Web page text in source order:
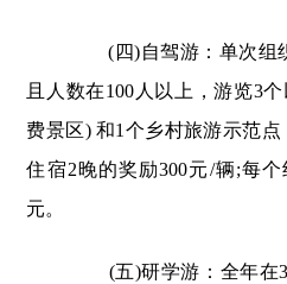
(四)自驾游：单次组
且人数在100人以上，游览3
费景区) 和1个乡村旅游示范
住宿2晚的奖励300元/辆;每
元。
(五)研学游：全年在3